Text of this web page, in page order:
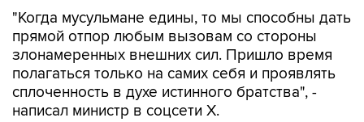
"Когда мусульмане едины, то мы способны дать
прямой отпор любым вызовам со стороны
злонамеренных внешних сил. Пришло время
полагаться только на самих себя и проявлять
сплоченность в духе истинного братства", -
написал министр в соцсети Х.